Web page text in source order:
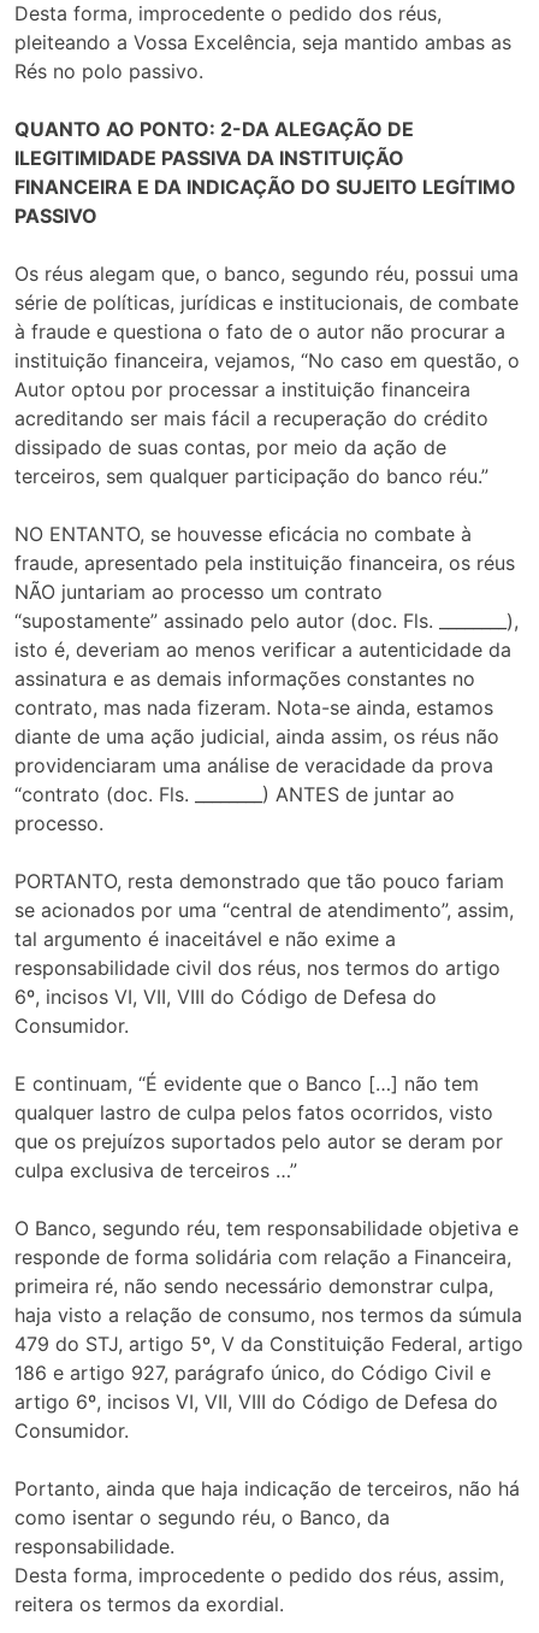
Desta forma, improcedente o pedido dos réus,
pleiteando a Vossa Excelência, seja mantido ambas as
Rés no polo passivo.
QUANTO AO PONTO: 2-DA ALEGAÇÃO DE
ILEGITIMIDADE PASSIVA DA INSTITUIÇÃO
FINANCEIRA E DA INDICAÇÃO DO SUJEITO LEGÍTIMO
PASSIVO
Os réus alegam que, o banco, segundo réu, possui uma
série de políticas, jurídicas e institucionais, de combate
à fraude e questiona o fato de o autor não procurar a
instituição financeira, vejamos, “No caso em questão, o
Autor optou por processar a instituição financeira
acreditando ser mais fácil a recuperação do crédito
dissipado de suas contas, por meio da ação de
terceiros, sem qualquer participação do banco réu.”
NO ENTANTO, se houvesse eficácia no combate à
fraude, apresentado pela instituição financeira, os réus
NÃO juntariam ao processo um contrato
“supostamente” assinado pelo autor (doc. Fls. ________),
isto é, deveriam ao menos verificar a autenticidade da
assinatura e as demais informações constantes no
contrato, mas nada fizeram. Nota-se ainda, estamos
diante de uma ação judicial, ainda assim, os réus não
providenciaram uma análise de veracidade da prova
“contrato (doc. Fls. ________) ANTES de juntar ao
processo.
PORTANTO, resta demonstrado que tão pouco fariam
se acionados por uma “central de atendimento”, assim,
tal argumento é inaceitável e não exime a
responsabilidade civil dos réus, nos termos do artigo
6º, incisos VI, VII, VIII do Código de Defesa do
Consumidor.
E continuam, “É evidente que o Banco […] não tem
qualquer lastro de culpa pelos fatos ocorridos, visto
que os prejuízos suportados pelo autor se deram por
culpa exclusiva de terceiros …”
O Banco, segundo réu, tem responsabilidade objetiva e
responde de forma solidária com relação a Financeira,
primeira ré, não sendo necessário demonstrar culpa,
haja visto a relação de consumo, nos termos da súmula
479 do STJ, artigo 5º, V da Constituição Federal, artigo
186 e artigo 927, parágrafo único, do Código Civil e
artigo 6º, incisos VI, VII, VIII do Código de Defesa do
Consumidor.
Portanto, ainda que haja indicação de terceiros, não há
como isentar o segundo réu, o Banco, da
responsabilidade.
Desta forma, improcedente o pedido dos réus, assim,
reitera os termos da exordial.